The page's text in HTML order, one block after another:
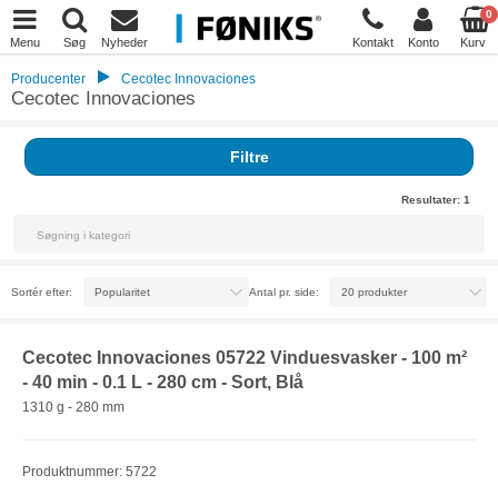
Menu Søg Nyheder Kontakt Konto
0
Kurv
Producenter Cecotec Innovaciones
Cecotec Innovaciones
Filtre
Resultater: 1
Sortér efter: Antal pr. side:
Cecotec Innovaciones 05722 Vinduesvasker - 100 m²
- 40 min - 0.1 L - 280 cm - Sort, Blå
1310 g - 280 mm
Produktnummer: 5722